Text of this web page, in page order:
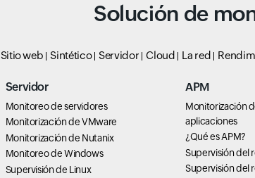
Solución de
Sitio web Sintético Servidor Cloud La red
Servidor
Monitoreo de servidores
Monitorización de VMware
Monitorización de Nutanix
Monitoreo de Windows
Supervisión de Linux
APM
Monitorización
aplicaciones
¿Qué es APM?
Supervisión del
Supervisión del